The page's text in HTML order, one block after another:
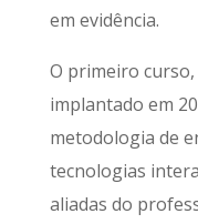
em evidência.
O primeiro curso,
implantado em
metodologia de
tecnologias
aliadas do